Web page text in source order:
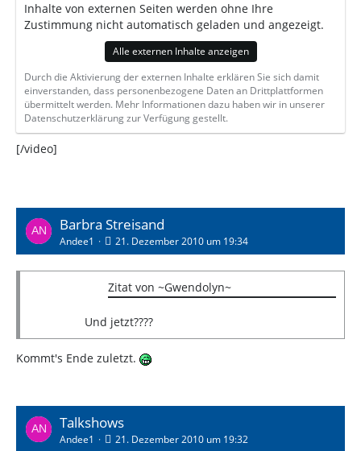
Inhalte von externen Seiten werden ohne Ihre
Zustimmung nicht automatisch geladen und angezeigt.
Alle externen Inhalte anzeigen
Durch die Aktivierung der externen Inhalte erklären Sie sich damit
einverstanden, dass personenbezogene Daten an Drittplattformen
übermittelt werden. Mehr Informationen dazu haben wir in unserer
Datenschutzerklärung zur Verfügung gestellt.
[/video]
Barbra Streisand
Andee1 21. Dezember 2010 um 19:34
Zitat von ~Gwendolyn~
Und jetzt????
Kommt's Ende zuletzt.
Talkshows
Andee1 21. Dezember 2010 um 19:32